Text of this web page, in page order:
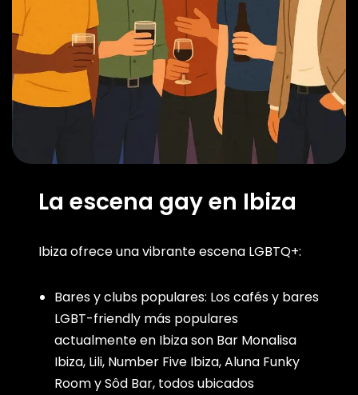
La escena gay en Ibiza
Ibiza ofrece una vibrante escena LGBTQ+:
Bares y clubs populares: Los cafés y bares
LGBT-friendly más populares
actualmente en Ibiza son Bar Monalisa
Ibiza, Lili, Number Five Ibiza, Aluna Funky
Room y Sôd Bar, todos ubicados